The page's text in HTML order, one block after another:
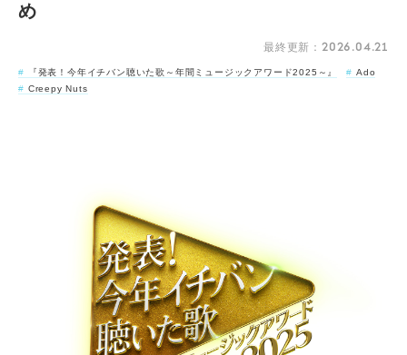
め
最終更新：2026.04.21
『発表！今年イチバン聴いた歌～年間ミュージックアワード2025～』
Ado
Creepy Nuts